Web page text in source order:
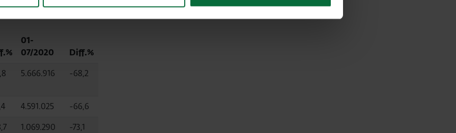
01-
07/2020
Diff.%
5.666.916 -68,2
4.591.025
-66,6
1.069.290 -73,1